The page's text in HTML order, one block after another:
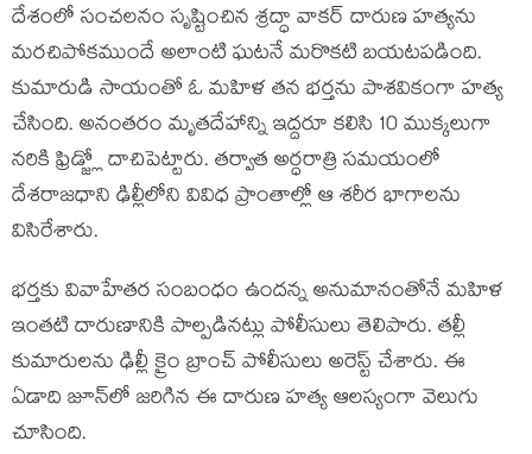
దేశంలో సంచలనం సృష్టించిన శ్రద్ధా వాకర్‌ దారుణ హత్యను
మరచిపోకముందే అలాంటి ఘటనే మరొకటి బయటపడింది.
కుమారుడి సాయంతో ఓ మహిళ తన భర్తను పాశవికంగా హత్య
చేసింది. అనంతరం మృతదేహాన్ని ఇద్దరూ కలిసి 10 ముక్కలుగా
నరికి ఫ్రిడ్జ్లో దాచిపెట్టారు. తర్వాత అర్ధరాత్రి సమయంలో
దేశ‌రాజ‌ధాని ఢిల్లీలోని వివిధ ప్రాంతాల్లో ఆ శరీర భాగాలను
విసిరేశారు.
భర్తకు వివాహేతర సంబంధం ఉందన్న అనుమానంతోనే మహిళ
ఇంతటి దారుణానికి పాల్పడినట్లు పోలీసులు తెలిపారు. తల్లీ
కుమారులను ఢిల్లీ క్రైం బ్రాంచ్ పోలీసులు అరెస్ట్ చేశారు. ఈ
ఏడాది జూన్‌లో జరిగిన ఈ దారుణ హత్య ఆలస్యంగా వెలుగు
చూసింది.